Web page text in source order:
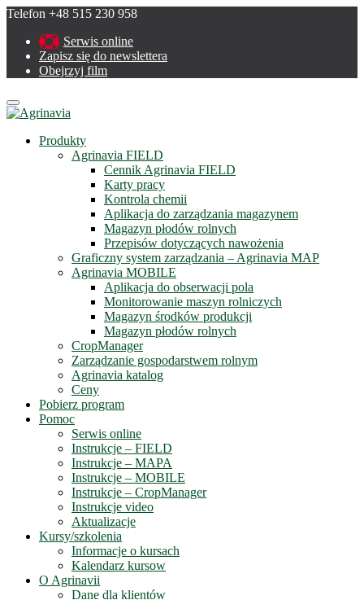
Telefon +48 515 230 958
Serwis online
Zapisz się do newslettera
Obejrzyj film
Menu
Produkty
Agrinavia FIELD
Cennik Agrinavia FIELD
Karty pracy
Kontrola chemii
Aplikacja do zarządzania magazynem
Magazyn płodów rolnych
Przepisów dotyczących nawożenia
Graficzny system zarządzania – Agrinavia MAP
Agrinavia MOBILE
Aplikacja do obserwacji pola
Monitorowanie maszyn rolniczych
Magazyn środków produkcji
Magazyn płodów rolnych
CropManager
Zarządzanie gospodarstwem rolnym
Agrinavia katalog
Ceny
Pobierz program
Pomoc
Serwis online
Instrukcje – FIELD
Instrukcje – MAPA
Instrukcje – MOBILE
Instrukcje – CropManager
Instrukcje video
Aktualizacje
Kursy/szkolenia
Informacje o kursach
Kalendarz kursow
O Agrinavii
Dane dla klientów